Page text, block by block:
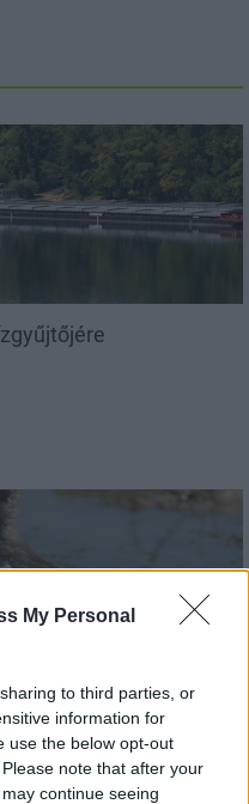
My Personal
to third parties, or
information for
use the below opt-out
note that after your
continue seeing
segítik a